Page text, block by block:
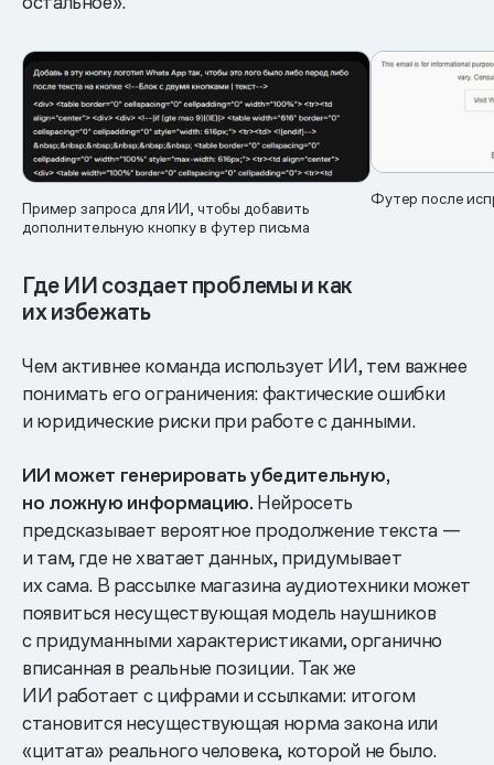
Пример запроса для ИИ, чтобы добавить
дополнительную кнопку в футер письма
Футер после
Где ИИ создает проблемы и как
их избежать
Чем активнее команда использует ИИ, тем важнее
понимать его ограничения: фактические ошибки
и юридические риски при работе с данными.
ИИ может генерировать убедительную,
но ложную информацию. Нейросеть
предсказывает вероятное продолжение текста —
и там, где не хватает данных, придумывает
их сама. В рассылке магазина аудиотехники может
появиться несуществующая модель наушников
с придуманными характеристиками, органично
вписанная в реальные позиции. Так же
ИИ работает с цифрами и ссылками: итогом
становится несуществующая норма закона или
«цитата» реального человека, которой не было.